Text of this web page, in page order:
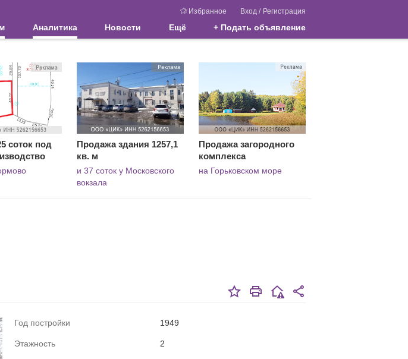
Избранное Вход / Регистрация
Аналитика Новости Ещё + Подать объявление
соток под
Продажа здания 1257,1
кв. м
и 37 соток у Московского
вокзала
Продажа загородного
комплекса
на Горьковском море
Год постройки 1949
Этажность 2